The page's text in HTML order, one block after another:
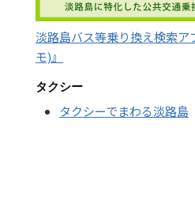
淡路島バス等乗り換え検索
モ)』
タクシー
タクシーでまわる淡路島